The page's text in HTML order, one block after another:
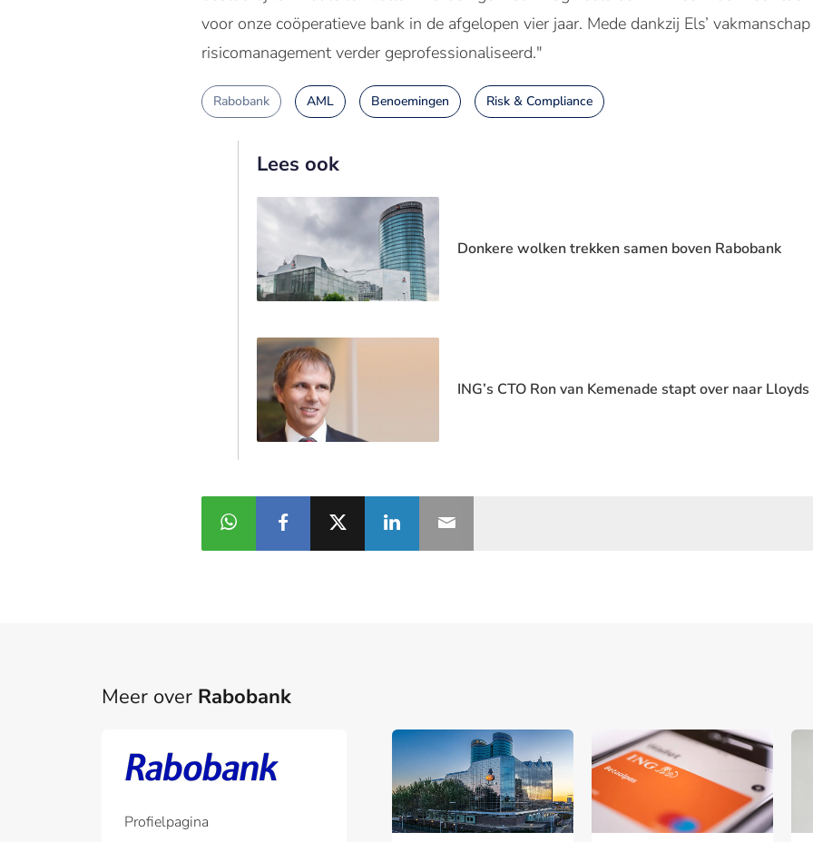
voor onze coöperatieve bank in de afgelopen vier jaar. Mede dankzij Els’
risicomanagement verder geprofessionaliseerd."
Rabobank AML Benoemingen Risk & Compliance
Lees ook
Donkere wolken trekken samen boven Rabobank
ING’s CTO Ron van Kemenade stapt over naar
Meer over Rabobank
Profielpagina